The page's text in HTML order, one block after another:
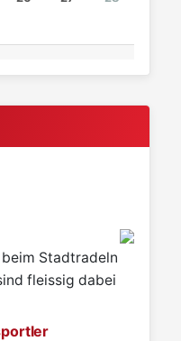
Stadtradeln
fleissig dabei